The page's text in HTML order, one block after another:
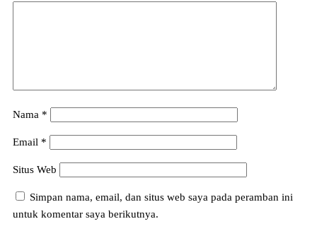
Nama *
Email *
Situs Web
Simpan nama, email, dan situs web saya pada peramban ini
untuk komentar saya berikutnya.